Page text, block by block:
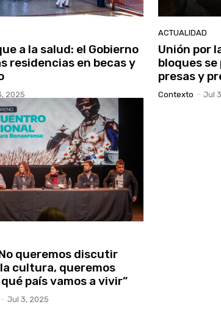
a la salud: el Gobierno
residencias en becas y
2025
ACTUALIDAD
Unión por
bloques
presas y
Contexto - Jul
queremos discutir
cultura, queremos
país vamos a vivir”
- Jul 3, 2025